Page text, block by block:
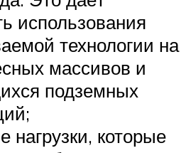
использования
технологии на
массивов и
подземных
нагрузки, которые